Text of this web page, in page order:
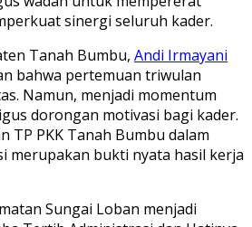
sinergi seluruh kader.
Tanah Bumbu, Andi Irmayani
bahwa pertemuan triwulan
Namun, menjadi momentum
dorongan motivasi bagi kader.
TP PKK Tanah Bumbu dalam
merupakan bukti nyata hasil kerja
Sungai Loban menjadi